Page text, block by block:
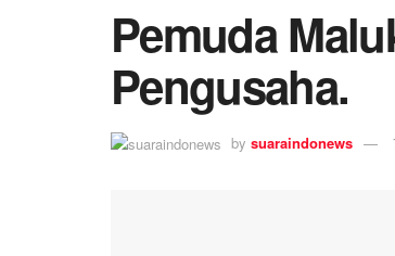
Pemuda
Pengusaha.
by suaraindonews